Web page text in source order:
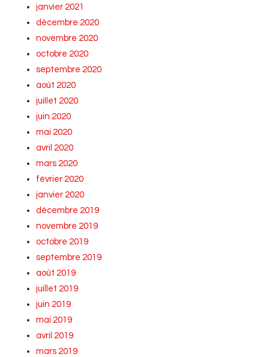
janvier 2021
décembre 2020
novembre 2020
octobre 2020
septembre 2020
août 2020
juillet 2020
juin 2020
mai 2020
avril 2020
mars 2020
février 2020
janvier 2020
décembre 2019
novembre 2019
octobre 2019
septembre 2019
août 2019
juillet 2019
juin 2019
mai 2019
avril 2019
mars 2019